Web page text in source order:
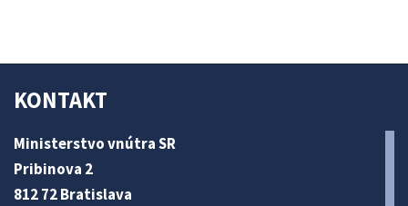
KONTAKT
Ministerstvo vnútra SR
Pribinova 2
812 72 Bratislava